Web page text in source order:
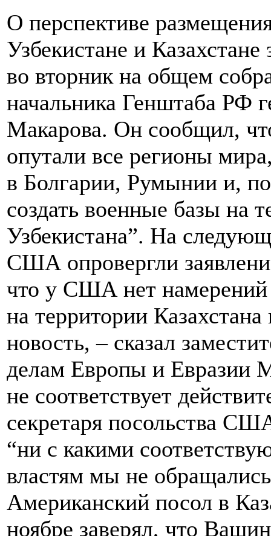
О перспективе
Узбекистане и
во вторник на общем
начальника Генштаба РФ
Макарова. Он сообщил,
опутали все регионы
в Болгарии, Румынии и,
создать военные базы на
Узбекистана”. На
США опровергли
что у США нет намерений
на территории
новость, – сказал
делам Европы и Евразии
не соответствует
секретаря посольства
“ни с какими
властям мы не
Американский посол в
ноябре заверял, что